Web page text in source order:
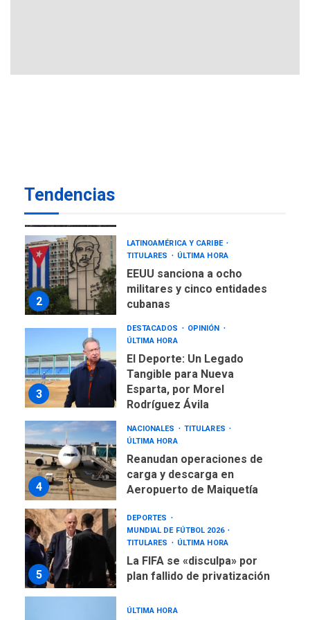
Tendencias
REGIONALES ÚLTIMA HORA
1
2
LATINOAMÉRICA Y CARIBE
TITULARES
ÚLTIMA HORA
EEUU sanciona a ocho
militares y cinco entidades
cubanas
3
DESTACADOS
OPINIÓN
ÚLTIMA HORA
El Deporte: Un Legado
Tangible para Nueva
Esparta, por Morel
Rodríguez Ávila
4
NACIONALES
TITULARES
ÚLTIMA HORA
Reanudan operaciones de
carga y descarga en
Aeropuerto de Maiquetía
5
DEPORTES
MUNDIAL DE FÚTBOL 2026
TITULARES
ÚLTIMA HORA
La FIFA se «disculpa» por
plan fallido de privatización
ÚLTIMA HORA